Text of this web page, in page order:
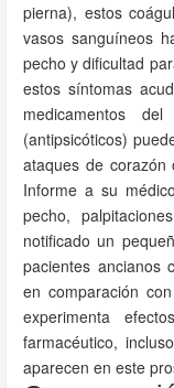
pierna), estos
vasos sanguíneos
pecho y dificultad
estos síntomas
medicamentos
(antipsicóticos)
ataques de corazón
Informe a su
pecho,
notificado un
pacientes ancianos
en comparación
experimenta
farmacéutico,
aparecen en este